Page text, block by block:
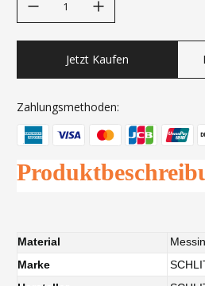
Jetzt Kaufen
Zahlungsmethoden:
Material
Marke